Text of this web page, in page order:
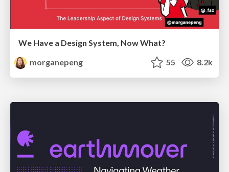
We Have a Design System, Now What?
morganepeng
55 8.2k